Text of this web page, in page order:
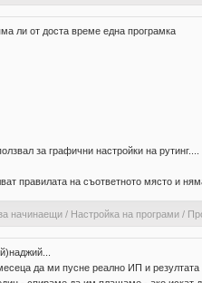
ли от доста време една програмка
за графични настройки на рутинг....
правилата на съответното място и
начинаещи/ Настройка на програми/
да ми пусне реално ИП и